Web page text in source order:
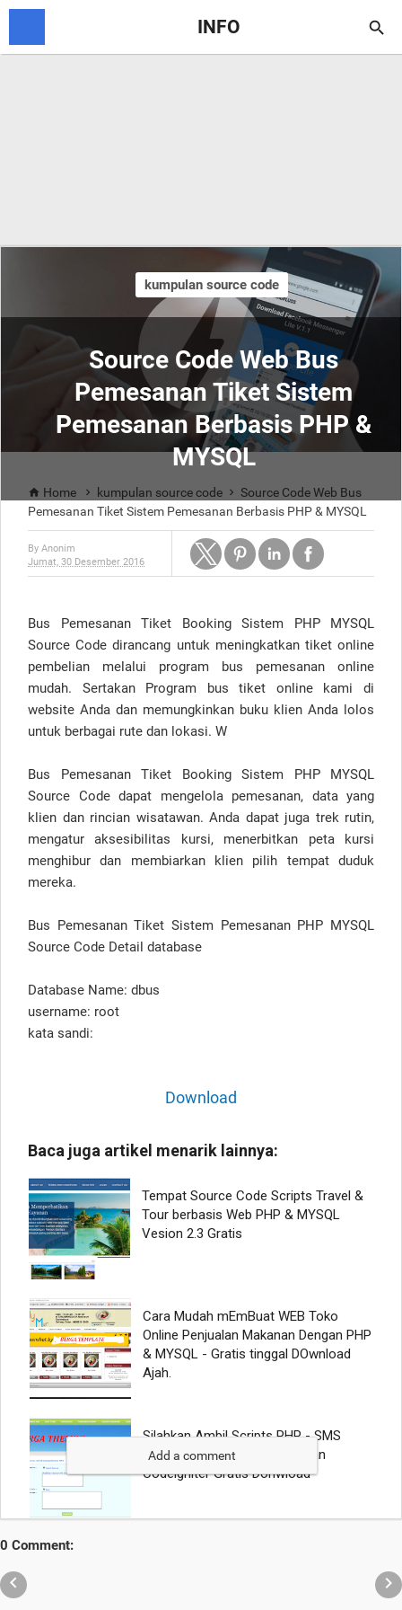
INFO 
Source Code Web Bus
Pemesanan Tiket Sistem
Pemesanan Berbasis PHP &
MYSQL
kumpulan source code
 Home  kumpulan source code  Source Code Web Bus
Pemesanan Tiket Sistem Pemesanan Berbasis PHP & MYSQL
By Anonim
Jumat, 30 Desember 2016
Bus Pemesanan Tiket Booking Sistem PHP MYSQL
Source Code dirancang untuk meningkatkan tiket online
pembelian melalui program bus pemesanan online
mudah. Sertakan Program bus tiket online kami di
website Anda dan memungkinkan buku klien Anda lolos
untuk berbagai rute dan lokasi. W
Bus Pemesanan Tiket Booking Sistem PHP MYSQL
Source Code dapat mengelola pemesanan, data yang
klien dan rincian wisatawan. Anda dapat juga trek rutin,
mengatur aksesibilitas kursi, menerbitkan peta kursi
menghibur dan membiarkan klien pilih tempat duduk
mereka.
Bus Pemesanan Tiket Sistem Pemesanan PHP MYSQL
Source Code Detail database
Database Name: dbus
username: root
kata sandi:
Download
Add a comment
0 Comment:
 